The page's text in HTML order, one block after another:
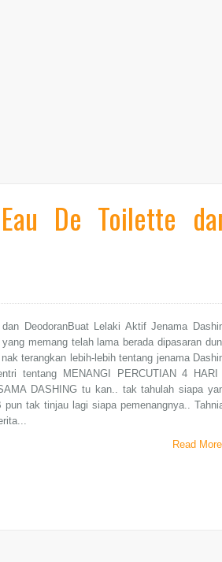
Eau De Toilette
DeodoranBuat Lelaki Aktif Jenama
memang telah lama berada dipasaran
terangkan lebih-lebih tentang jenama
tentang MENANGI PERCUTIAN 4
DASHING tu kan.. tak tahulah siapa
tak tinjau lagi siapa pemenangnya..
Read More